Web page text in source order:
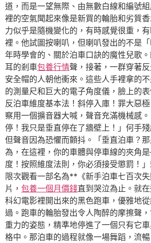
道，而是一望無際、由無數白線和編號
裡的空氣聞起來像是新買的輪胎和劣質
力似乎是隨機變化的，有時感覺很重，
裡。他試圖按喇叭，但喇叭發出的不是
年時學會的、關於泊車口訣的魔性兒歌
耳的剎車包養行情聲，接著，一群穿著
安全帽的人朝他衝來。這些人手裡拿的
的測量尺和巨大的電子角度儀，臉上的
反泊車維度基本法！斜停入庫！罪大惡
察用一個擴音器大喊，聲音充滿機械感
停！我只是垂直停在了牆壁上！」何手殘
但聲音因為恐懼而顫抖。「垂直泊車？
為，在這裡，你的車體與停車線的夾角
度！按照維度法則，你必須接受懲罰！
限次觀看一部名為**《新手泊車七百次
片， 包養一個月價錢直到哭泣為止。就
科幻電影裡開出來的黑色跑車，優雅地
過。跑車的輪胎發出令人陶醉的摩擦聲
重力的姿態，精準地停進了一個只有它
格中。那泊車的過程就像一場舞蹈，流